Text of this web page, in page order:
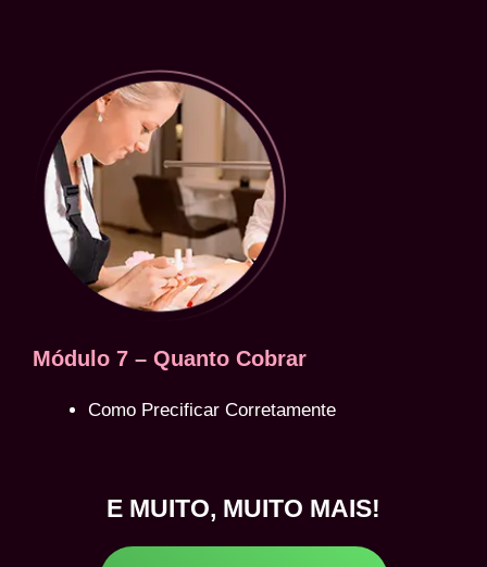
Módulo 7 – Quanto Cobrar
Como Precificar Corretamente
E MUITO, MUITO MAIS!